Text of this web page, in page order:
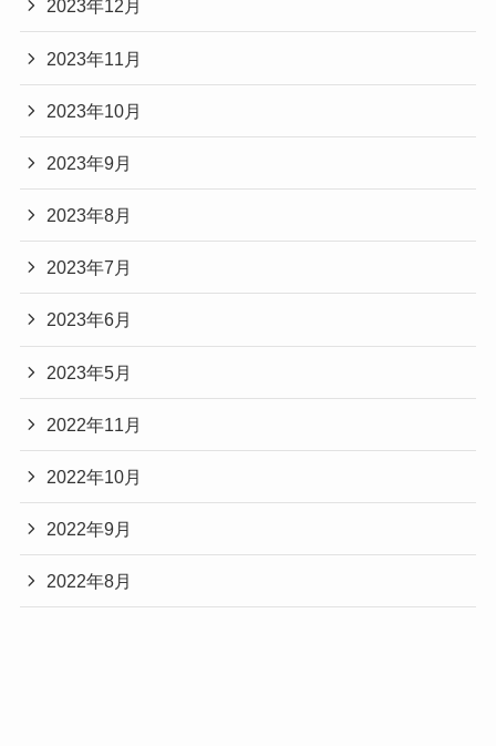
2023年12月
2023年11月
2023年10月
2023年9月
2023年8月
2023年7月
2023年6月
2023年5月
2022年11月
2022年10月
2022年9月
2022年8月